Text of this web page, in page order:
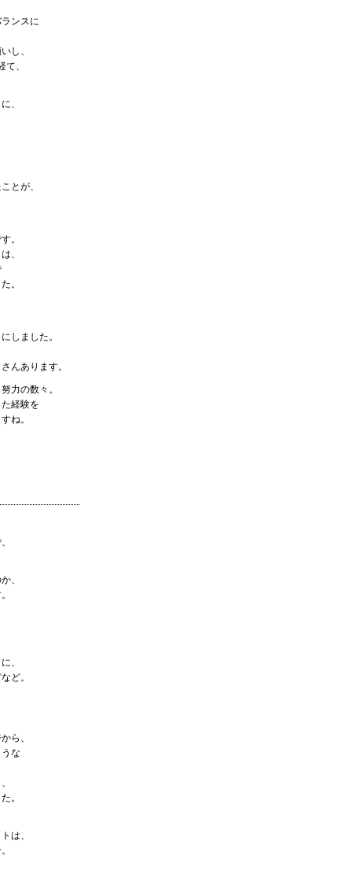
ンスに
し、
、
、
とが、
。
、
。
しました。
んあります。
力の数々。
経験を
ね。
、
、
ど。
ら、
な
。
は、